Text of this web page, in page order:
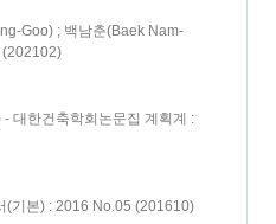
Goo) ; 백남춘(Baek Nam-
(202102)
대한건축학회논문집 계획계 :
(기본) : 2016 No.05 (201610)